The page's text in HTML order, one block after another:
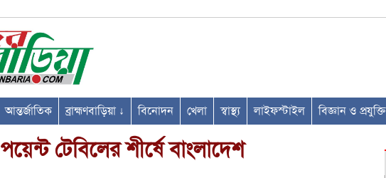
আন্তর্জাতিক ব্রাহ্মণবাড়িয়া ↓ বিনোদন খেলা স্বাস্থ্য লাইফস্টাইল বিজ্ঞান ও প্রযুক্তি
পয়েন্ট টেবিলের শীর্ষে বাংলাদেশ